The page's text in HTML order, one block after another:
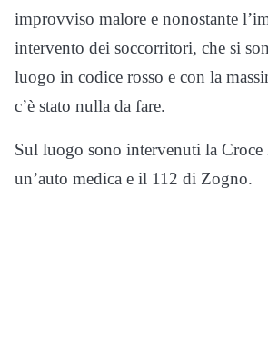
improvviso malore e nonostante
intervento dei soccorritori, che si
luogo in codice rosso e con la
c’è stato nulla da fare.
Sul luogo sono intervenuti la Croce
un’auto medica e il 112 di Zogno.